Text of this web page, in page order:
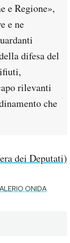
e Regione»,
e ne
difesa del
rilevanti
che
dei Deputati)
ONIDA